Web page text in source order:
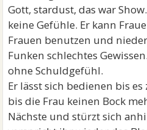
Gott, stardust, das war
keine Gefühle. Er kann
Frauen benutzen und
Funken schlechtes
ohne Schuldgefühl.
Er lässt sich bedienen bis
bis die Frau keinen Bock
Nächste und stürzt sich